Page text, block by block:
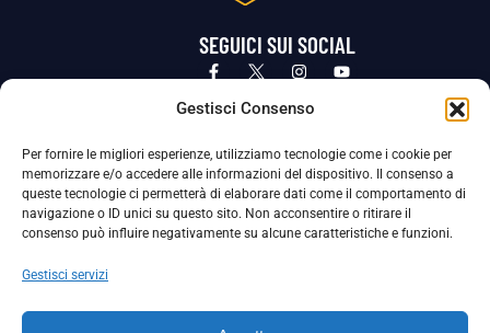
Gestisci Consenso
Per fornire le migliori esperienze, utilizziamo tecnologie come i cookie per
memorizzare e/o accedere alle informazioni del dispositivo. Il consenso a
queste tecnologie ci permetterà di elaborare dati come il comportamento di
navigazione o ID unici su questo sito. Non acconsentire o ritirare il
consenso può influire negativamente su alcune caratteristiche e funzioni.
Gestisci servizi
SEGUICI SUI SOCIAL
Privacy Policy Cookie Policy
La Società ha nominato il Responsabile della Protezione dei Dati Personali (DPO), figura specializzata che vigila sulle modalità
adottate dalla nostra Società per tutelare i Suoi dati personali.
Per contattare il DPO può scrivere a